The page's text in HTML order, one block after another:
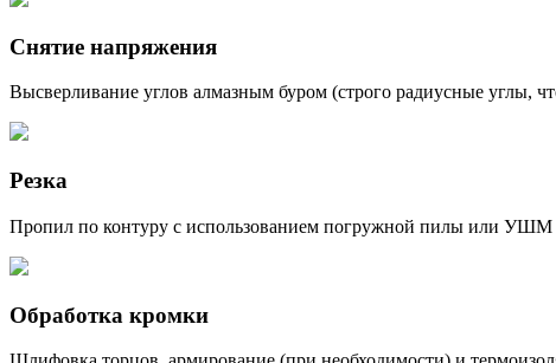
Снятие напряжения
Высверливание углов алмазным буром (строго радиусные углы,
Резка
Пропил по контуру с использованием погружной пилы или
Обработка кромки